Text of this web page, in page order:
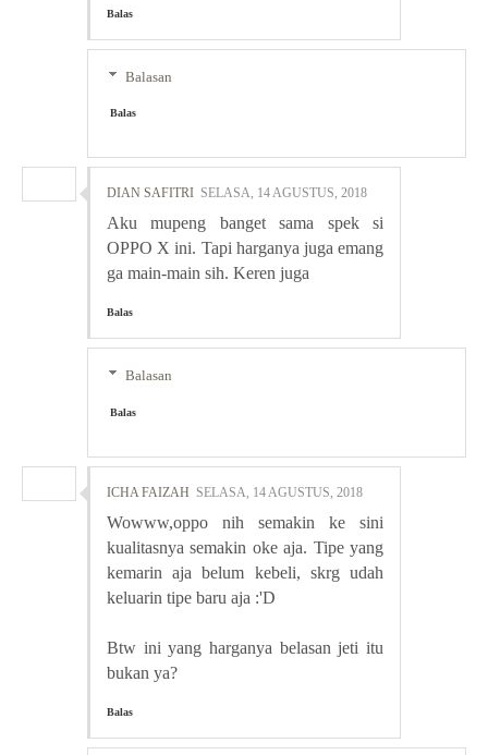
Balas
Balasan
Balas
DIAN SAFITRI SELASA, 14 AGUSTUS, 2018
Aku mupeng banget sama spek si
OPPO X ini. Tapi harganya juga emang
ga main-main sih. Keren juga
Balas
Balasan
Balas
ICHA FAIZAH SELASA, 14 AGUSTUS, 2018
Wowww,oppo nih semakin ke sini
kualitasnya semakin oke aja. Tipe yang
kemarin aja belum kebeli, skrg udah
keluarin tipe baru aja :'D
Btw ini yang harganya belasan jeti itu
bukan ya?
Balas